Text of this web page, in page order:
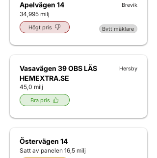
Apelvägen 14
34,995 milj
Högt pris
Brevik
Bytt mäklare
Vasavägen 39 OBS LÄS
HEMEXTRA.SE
45,0 milj
Bra pris
Hersby
Östervägen 14
Satt av panelen 16,5 milj